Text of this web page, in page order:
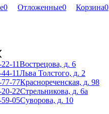
0 Отложенные0 Корзина0
11Вострецова, д. 6
11Льва Толстого, д. 2
77Краснореченская, д. 98
22Стрельникова, д. 6а
05Суворова, д. 10